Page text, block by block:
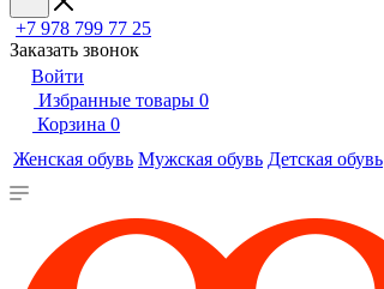
+7 978 799 77 25
Заказать звонок
Войти
Избранные товары 0
Корзина 0
Женская обувь Мужская обувь Детская обувь